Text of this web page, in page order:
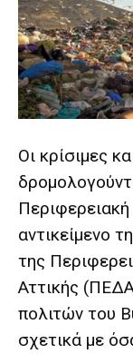
lyons
teaches
you
the
meaning
of
pain.
hd
porn
Οι κρίσιμες
αντικείμενο
της
Αττικής
πολιτών του
σχετικά με